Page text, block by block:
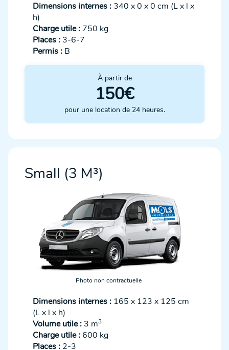
Dimensions internes : 340 x 0 x 0 cm (L x l x
h)
Charge utile : 750 kg
Places : 3-6-7
Permis : B
À partir de
150€
pour une location de 24 heures.
Small (3 M³)
Photo non contractuelle
Dimensions internes : 165 x 123 x 125 cm
(L x l x h)
Volume utile : 3 m3
Charge utile :600 kg
Places : 2-3